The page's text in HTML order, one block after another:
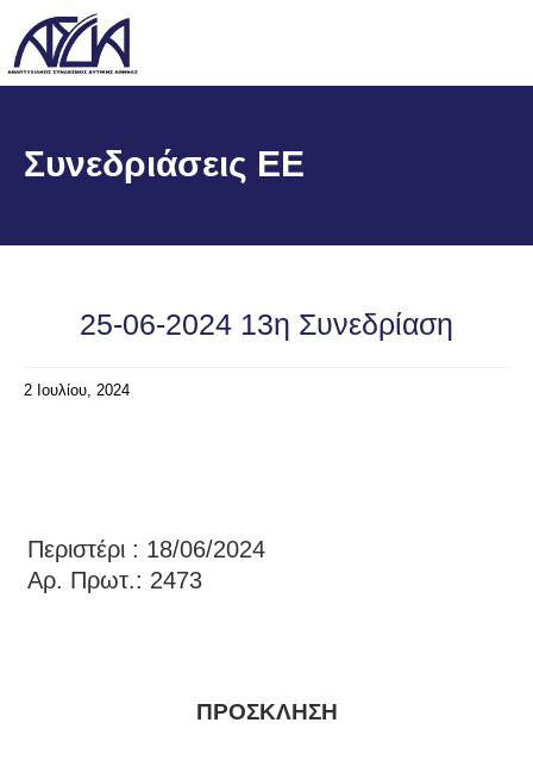
Συνεδριάσεις ΕΕ
25-06-2024 13η Συνεδρίαση
2 Ιουλίου, 2024
Περιστέρι : 18/06/2024
Αρ. Πρωτ.: 2473
ΠΡΟΣΚΛΗΣΗ